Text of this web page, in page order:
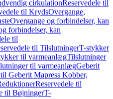
cirkulationReservedele til
til KrydsOvergange,
Overgange og forbindelser, kan
forbindelser, kan
til
til TilslutningerT-stykker
til varmeanlægTilslutninger
til varmeanlægGeberit
Geberit Mapress Kobber,
Reservedele til
til BøjningerT-